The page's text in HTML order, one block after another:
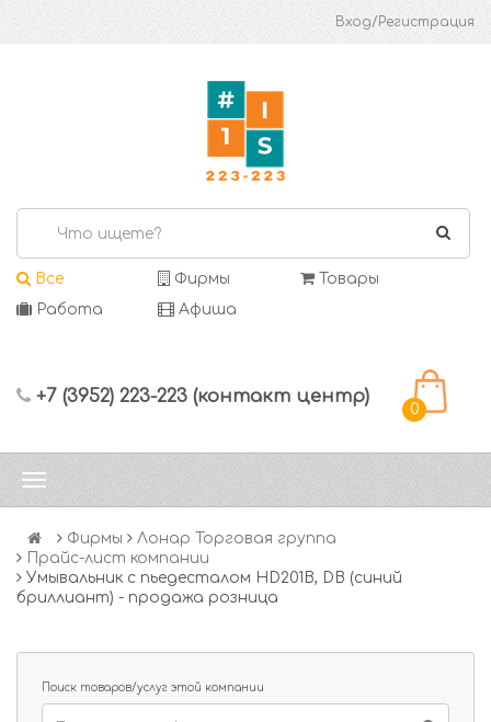
Вход/Регистрация
Все Фирмы
Товары
Работа
Афиша
+7 (3952) 223-223 (контакт центр)
0
Фирмы
Лонар Торговая группа
Прайс-лист компании
Умывальник с пьедесталом HD201B, DB (синий
бриллиант) - продажа розница
Поиск товаров/услуг этой компании